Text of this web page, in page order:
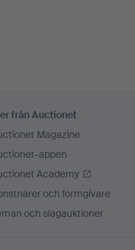
från Auctionet
Magazine
appen
Academy
och formgivare
och slagauktioner